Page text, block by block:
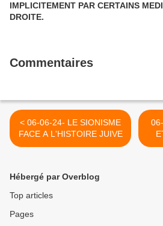
IMPLICITEMENT PAR CERTAINS MEDIAS D'EXTRÊME
DROITE.
Commentaires
< 06-06-24- LE SIONISME
FACE A L'HISTOIRE JUIVE
Hébergé par Overblog
Top articles
Pages